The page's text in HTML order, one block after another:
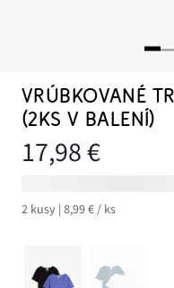
VRÚBKOVANÉ
(2KS V BALENÍ)
17,98 €
2 kusy | 8,99 € / ks